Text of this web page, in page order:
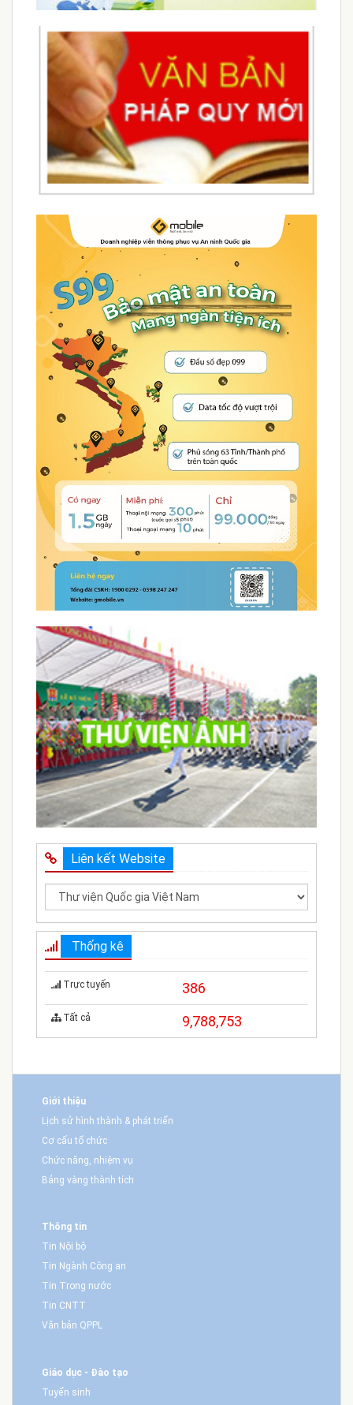
Liên kết Website
Thống kê
Trực tuyến 386
Tất cả 9,788,753
Giới thiệu
Lịch sử hình thành & phát triển
Cơ cấu tổ chức
Chức năng, nhiệm vụ
Bảng vàng thành tích
Thông tin
Tin Nội bộ
Tin Ngành Công an
Tin Trong nước
Tin CNTT
Văn bản QPPL
Giáo dục - Đào tạo
Tuyển sinh